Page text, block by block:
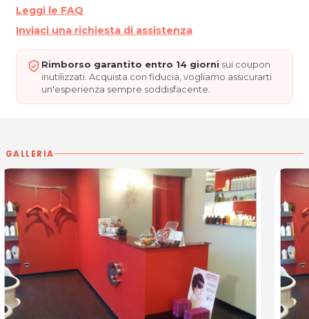
Per ulteriori informazioni sull'offerta o sulle modalità di acquisto
scrivi aposta@espevia.it.
Leggi le FAQ
Inviaci una richiesta di assistenza
Rimborso garantito entro 14 giorni sui coupon
inutilizzati. Acquista con fiducia, vogliamo assicurarti
un'esperienza sempre soddisfacente.
GALLERIA